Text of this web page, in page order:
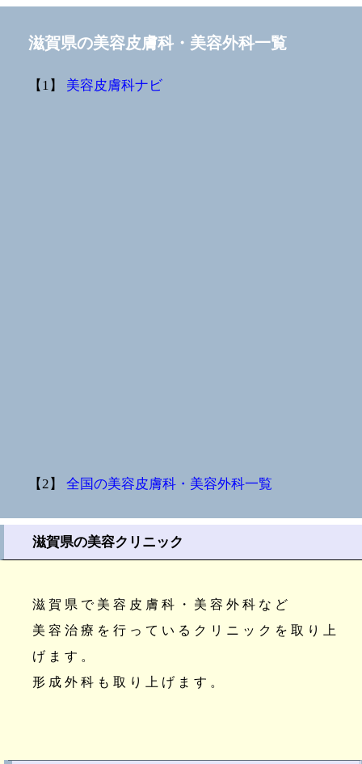
滋賀県の美容皮膚科・美容外科一覧
【1】 美容皮膚科ナビ
【2】 全国の美容皮膚科・美容外科一覧
滋賀県の美容クリニック
滋賀県で美容皮膚科・美容外科など
美容治療を行っているクリニックを取り上
げます。
形成外科も取り上げます。